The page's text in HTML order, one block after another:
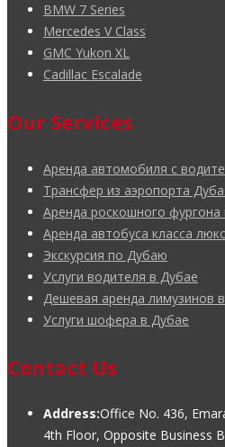
BMW 7 Series
Mercedes V Class
GMC Yukon XL
Cadillac Escalade
Our Services
Аренда автомобиля с
Трансфер из аэропорта
Аренда роскошного фургона
Аренда автобуса класса
Экскурсия по Дубаю
Услуги водителя в Дубае
Дешевая аренда лимузинов
Услуги шофера в Дубае
Contact Us
Address:Office No. 436,
4th Floor, Opposite Business